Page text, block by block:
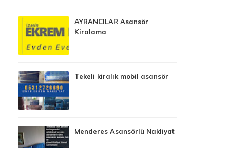
AYRANCILAR Asansör
Kiralama
Tekeli kiralık mobil asansör
Menderes Asansörlü Nakliyat